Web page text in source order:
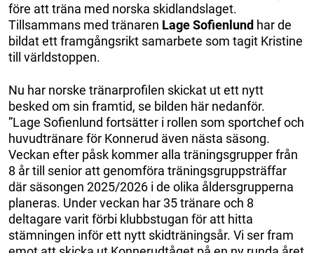
före att träna med norska skidlandslaget.
Tillsammans med tränaren Lage Sofienlund har de
bildat ett framgångsrikt samarbete som tagit Kristine
till världstoppen.
Nu har norske tränarprofilen skickat ut ett nytt
besked om sin framtid, se bilden här nedanför.
”Lage Sofienlund fortsätter i rollen som sportchef och
huvudtränare för Konnerud även nästa säsong.
Veckan efter påsk kommer alla träningsgrupper från
8 år till senior att genomföra träningsgruppsträffar
där säsongen 2025/2026 i de olika åldersgrupperna
planeras. Under veckan har 35 tränare och 8
deltagare varit förbi klubbstugan för att hitta
stämningen inför ett nytt skidträningsår. Vi ser fram